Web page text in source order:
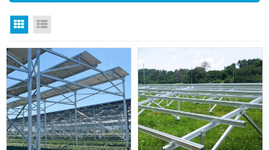
グリッドビュー